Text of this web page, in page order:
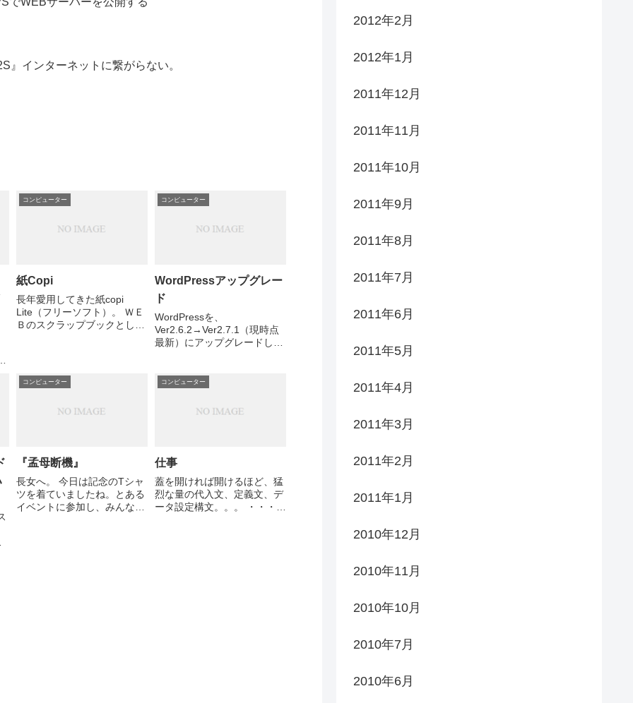
』インターネットに繋がらない。
コンピューター
紙Copi
長年愛用してきた紙copi
Lite（フリーソフト）。 ＷＥ
Ｂのスクラップブックとして
い。フリーウェアの機能で
は、 これ以上使いつづけるの
コンピューター
WordPressアップグレー
ド
WordPressを、
Ver2.6.2→Ver2.7.1（現時点
最新）にアップグレードし
のところ投稿する側でなけれ
たように見えないのでは、と
コンピューター
『孟母断機』
長女へ。 今日は記念のTシャ
ツを着ていましたね。とある
イベントに参加し、みんなに
コンピューター
仕事
蓋を開ければ開けるほど、猛
烈な量の代入文、定義文、デ
ータ設定構文。。。 ・・・収
2012年2月
2012年1月
2011年12月
2011年11月
2011年10月
2011年9月
2011年8月
2011年7月
2011年6月
2011年5月
2011年4月
2011年3月
2011年2月
2011年1月
2010年12月
2010年11月
2010年10月
2010年7月
2010年6月